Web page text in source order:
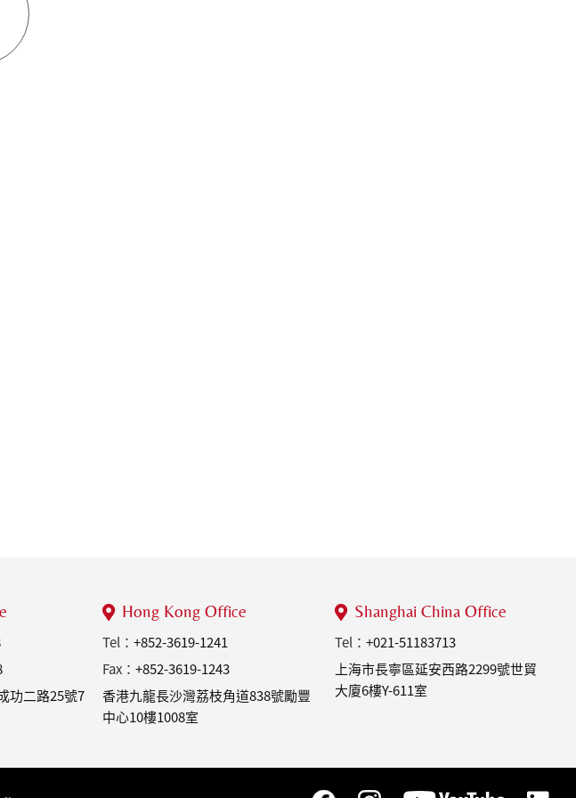
功二路25號7
Hong Kong Office
Tel：+852-3619-1241
Fax：+852-3619-1243
香港九龍長沙灣荔枝角道838號勵豐
中心10樓1008室
Shanghai China Office
Tel：+021-51183713
上海市長寧區延安西路2299號世貿
大廈6樓Y-611室